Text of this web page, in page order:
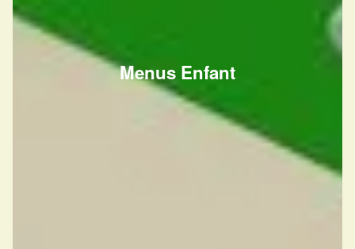
Menus Enfant